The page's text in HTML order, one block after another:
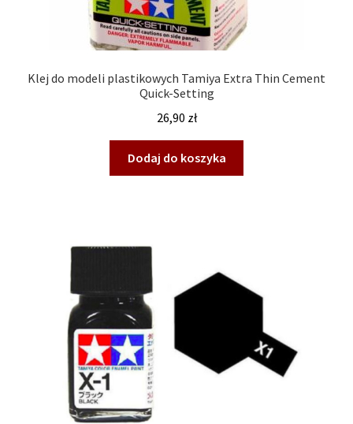
Klej do modeli plastikowych Tamiya Extra Thin Cement
Quick-Setting
26,90 zł
Dodaj do koszyka